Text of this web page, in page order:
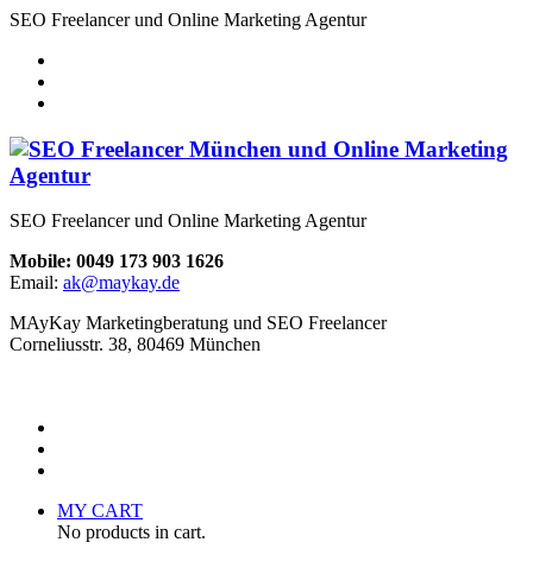
SEO Freelancer und Online Marketing Agentur
SEO Freelancer und Online Marketing Agentur
Mobile: 0049 173 903 1626
Email: ak@maykay.de
MAyKay Marketingberatung und SEO Freelancer
Corneliusstr. 38, 80469 München
MY CART
No products in cart.